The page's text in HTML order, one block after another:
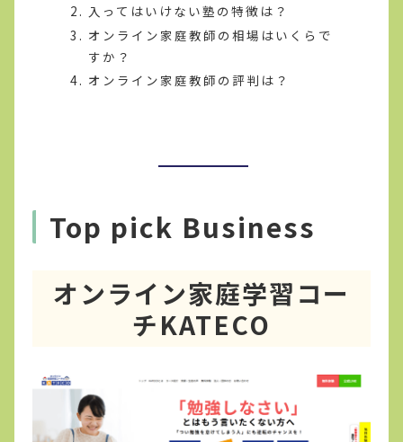
入ってはいけない塾の特徴は？
オンライン家庭教師の相場はいくらで
すか？
オンライン家庭教師の評判は？
Top pick Business
オンライン家庭学習コー
チKATECO